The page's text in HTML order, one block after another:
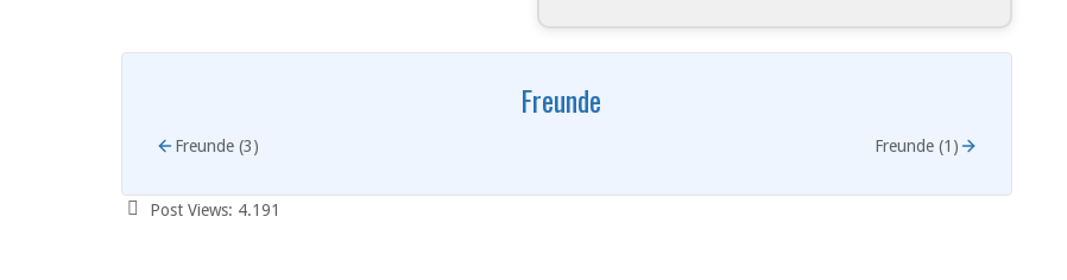
Freunde
Freunde (3) Freunde (1)
Post Views: 4.191